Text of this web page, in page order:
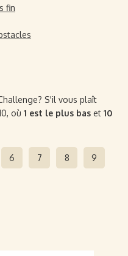
fin
S'il vous plaît
où 1 est le plus bas et 10
6 7 8 9